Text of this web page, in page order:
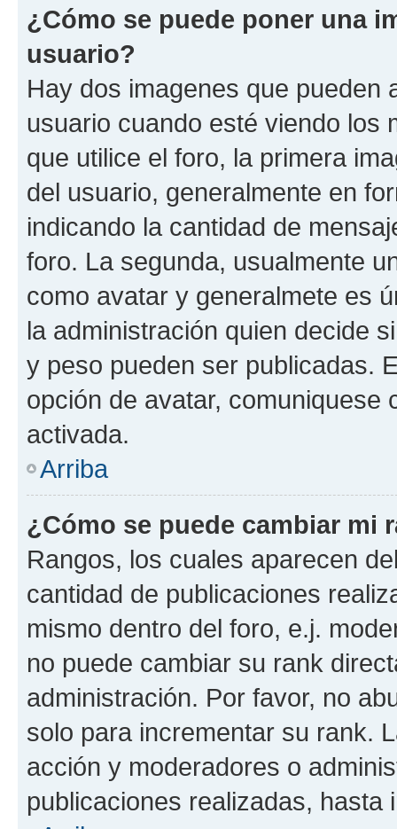
¿Cómo se puede poner una
usuario?
Hay dos imagenes que pueden
usuario cuando esté viendo los
que utilice el foro, la primera
del usuario, generalmente en
indicando la cantidad de
foro. La segunda, usualmente
como avatar y generalmete es
la administración quien decide
y peso pueden ser publicadas.
opción de avatar, comuniquese
activada.
Arriba
¿Cómo se puede cambiar mi
Rangos, los cuales aparecen
cantidad de publicaciones
mismo dentro del foro, e.j.
no puede cambiar su rank
administración. Por favor, no
solo para incrementar su rank.
acción y moderadores o
publicaciones realizadas, hasta